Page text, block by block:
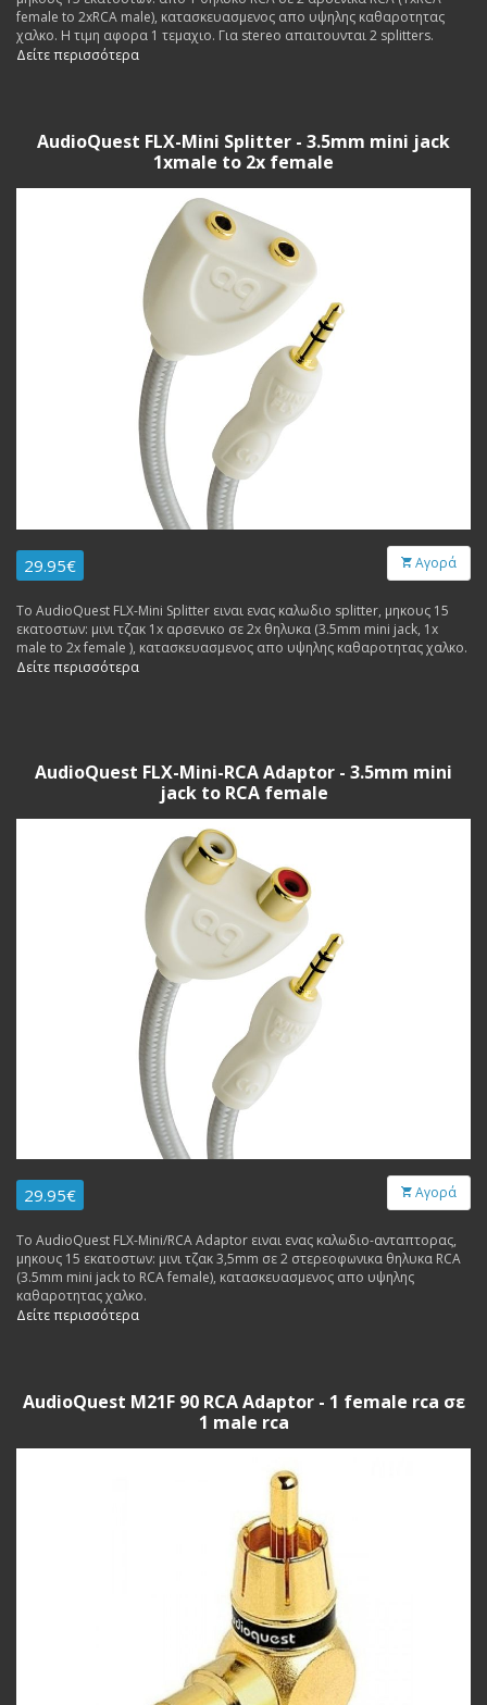
female to 2xRCA male), κατασκευασμενος απο υψηλης καθαροτητας
χαλκο. Η τιμη αφορα 1 τεμαχιο. Για stereo απαιτουνται 2 splitters.
Δείτε περισσότερα
AudioQuest FLX-Mini Splitter - 3.5mm mini jack
1xmale to 2x female
29.95€ Αγορά
Το AudioQuest FLX-Mini Splitter ειναι ενας καλωδιο splitter, μηκους 15
εκατοστων: μινι τζακ 1x αρσενικο σε 2x θηλυκα (3.5mm mini jack, 1x
male to 2x female ), κατασκευασμενος απο υψηλης καθαροτητας χαλκο.
Δείτε περισσότερα
AudioQuest FLX-Mini-RCA Adaptor - 3.5mm mini
jack to RCA female
29.95€ Αγορά
Το AudioQuest FLX-Mini/RCA Adaptor ειναι ενας καλωδιο-ανταπτορας,
μηκους 15 εκατοστων: μινι τζακ 3,5mm σε 2 στερεοφωνικα θηλυκα RCA
(3.5mm mini jack to RCA female), κατασκευασμενος απο υψηλης
καθαροτητας χαλκο.
Δείτε περισσότερα
AudioQuest M21F 90 RCA Adaptor - 1 female rca σε
1 male rca